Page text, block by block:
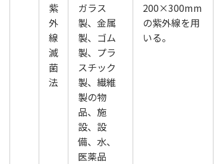
紫
外
線
滅
菌
法
ガラス
製、金属
製、ゴム
製、プラ
スチック
製、繊維
製の物
品、施
設、設
備、水、
医薬品
200×300mm
の紫外線を用
いる。